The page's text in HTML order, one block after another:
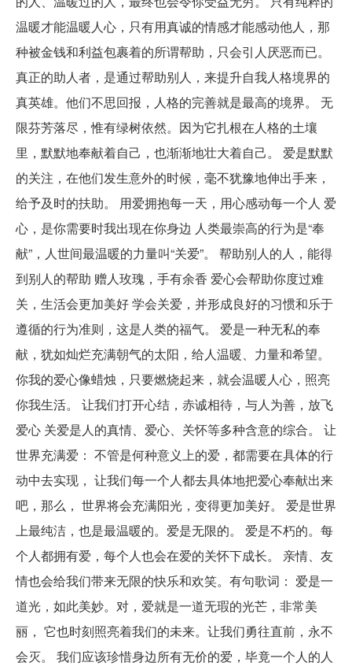
温暖才能温暖人心，只有用真诚的情感才能感动他人，那
种被金钱和利益包裹着的所谓帮助，只会引人厌恶而已。
真正的助人者，是通过帮助别人，来提升自我人格境界的
真英雄。他们不思回报，人格的完善就是最高的境界。 无
限芬芳落尽，惟有绿树依然。因为它扎根在人格的土壤
里，默默地奉献着自己，也渐渐地壮大着自己。 爱是默默
的关注，在他们发生意外的时候，毫不犹豫地伸出手来，
给予及时的扶助。 用爱拥抱每一天，用心感动每一个人 爱
心，是你需要时我出现在你身边 人类最崇高的行为是“奉
献”，人世间最温暖的力量叫“关爱”。 帮助别人的人，能得
到别人的帮助 赠人玫瑰，手有余香 爱心会帮助你度过难
关，生活会更加美好 学会关爱，并形成良好的习惯和乐于
遵循的行为准则，这是人类的福气。 爱是一种无私的奉
献，犹如灿烂充满朝气的太阳，给人温暖、力量和希望。
你我的爱心像蜡烛，只要燃烧起来，就会温暖人心，照亮
你我生活。 让我们打开心结，赤诚相待，与人为善，放飞
爱心 关爱是人的真情、爱心、关怀等多种含意的综合。 让
世界充满爱： 不管是何种意义上的爱，都需要在具体的行
动中去实现， 让我们每一个人都去具体地把爱心奉献出来
吧，那么， 世界将会充满阳光，变得更加美好。 爱是世界
上最纯洁，也是最温暖的。爱是无限的。 爱是不朽的。每
个人都拥有爱，每个人也会在爱的关怀下成长。 亲情、友
情也会给我们带来无限的快乐和欢笑。有句歌词： 爱是一
道光，如此美妙。对，爱就是一道无瑕的光芒，非常美
丽， 它也时刻照亮着我们的未来。让我们勇往直前，永不
会灭。 我们应该珍惜身边所有无价的爱，毕竟一个人的人